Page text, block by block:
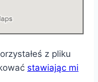
z pliku
stawiając mi